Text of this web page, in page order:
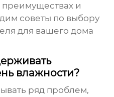
преимуществах и
советы по выбору
для вашего дома
влажности?
ряд проблем,